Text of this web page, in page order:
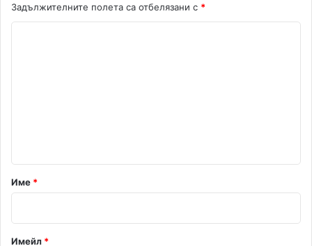
Задължителните полета са отбелязани с *
р
:
*
Име *
Имейл *